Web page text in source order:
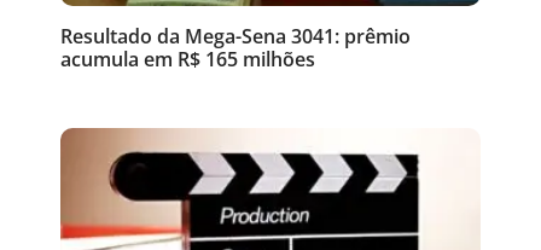
Resultado da Mega-Sena 3041: prêmio
acumula em R$ 165 milhões